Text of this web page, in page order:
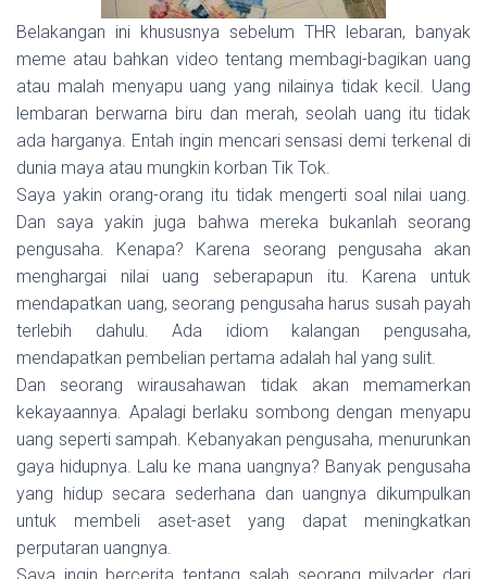
Belakangan ini khususnya sebelum THR lebaran, banyak
meme atau bahkan video tentang membagi-bagikan uang
atau malah menyapu uang yang nilainya tidak kecil. Uang
lembaran berwarna biru dan merah, seolah uang itu tidak
ada harganya. Entah ingin mencari sensasi demi terkenal di
dunia maya atau mungkin korban Tik Tok.
Saya yakin orang-orang itu tidak mengerti soal nilai uang.
Dan saya yakin juga bahwa mereka bukanlah seorang
pengusaha. Kenapa? Karena seorang pengusaha akan
menghargai nilai uang seberapapun itu. Karena untuk
mendapatkan uang, seorang pengusaha harus susah payah
terlebih dahulu. Ada idiom kalangan pengusaha,
mendapatkan pembelian pertama adalah hal yang sulit.
Dan seorang wirausahawan tidak akan memamerkan
kekayaannya. Apalagi berlaku sombong dengan menyapu
uang seperti sampah. Kebanyakan pengusaha, menurunkan
gaya hidupnya. Lalu ke mana uangnya? Banyak pengusaha
yang hidup secara sederhana dan uangnya dikumpulkan
untuk membeli aset-aset yang dapat meningkatkan
perputaran uangnya.